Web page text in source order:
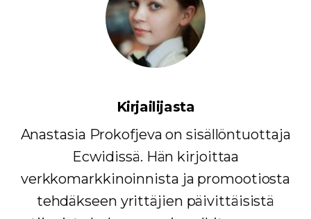
Kirjailijasta
Anastasia Prokofjeva on sisällöntuottaja
Ecwidissä. Hän kirjoittaa
verkkomarkkinoinnista ja promootiosta
tehdäkseen yrittäjien päivittäisistä